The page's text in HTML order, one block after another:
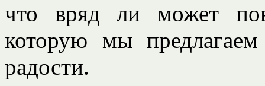
что вряд ли может
которую мы
радости.